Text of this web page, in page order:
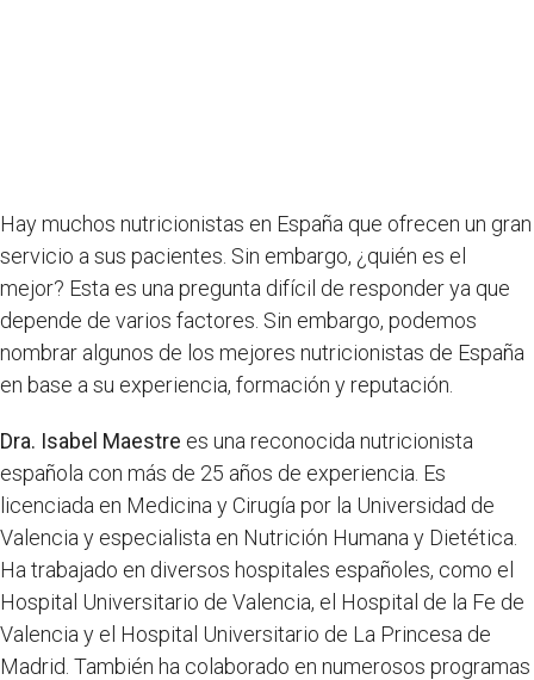
Hay muchos nutricionistas en España que ofrecen un gran
servicio a sus pacientes. Sin embargo, ¿quién es el
mejor? Esta es una pregunta difícil de responder ya que
depende de varios factores. Sin embargo, podemos
nombrar algunos de los mejores nutricionistas de España
en base a su experiencia, formación y reputación.
Dra. Isabel Maestre es una reconocida nutricionista
española con más de 25 años de experiencia. Es
licenciada en Medicina y Cirugía por la Universidad de
Valencia y especialista en Nutrición Humana y Dietética.
Ha trabajado en diversos hospitales españoles, como el
Hospital Universitario de Valencia, el Hospital de la Fe de
Valencia y el Hospital Universitario de La Princesa de
Madrid. También ha colaborado en numerosos programas